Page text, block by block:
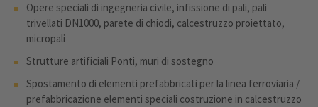
Opere speciali di ingegneria civile, infissione di pali, pali
trivellati DN1000, parete di chiodi, calcestruzzo proiettato,
micropali
Strutture artificiali Ponti, muri di sostegno
Spostamento di elementi prefabbricati per la linea ferroviaria /
prefabbricazione elementi speciali costruzione in calcestruzzo